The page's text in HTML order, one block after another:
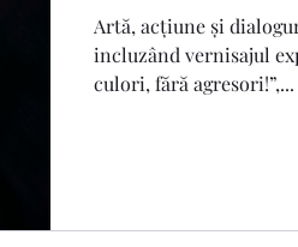
Artă, acțiune și
incluzând vernisajul
culori, fără agresori!”,...